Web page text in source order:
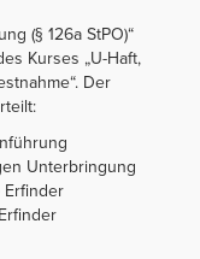
(§ 126a StPO)“
Kurses „U-Haft,
Der
Unterbringung
Erfinder